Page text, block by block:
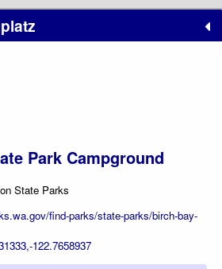
Park Campground
State Parks
find-parks/state-parks/birch-bay-
122.7658937